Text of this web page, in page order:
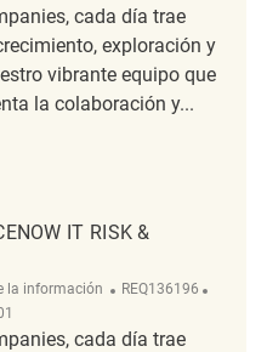
cada día trae
exploración y
vibrante equipo que
la colaboración y...
REQ111166
Manager
IT RISK &
la información ReqId
REQ136196
cada día trae